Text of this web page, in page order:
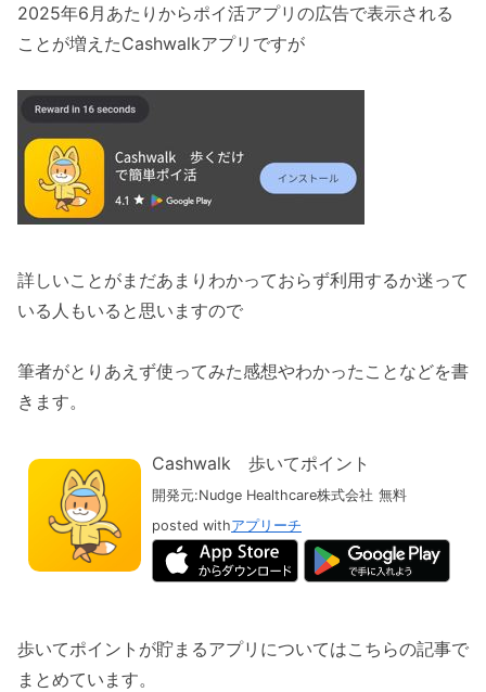
2025年6月あたりからポイ活アプリの広告で表示される
ことが増えたCashwalkアプリですが
詳しいことがまだあまりわかっておらず利用するか迷って
いる人もいると思いますので
筆者がとりあえず使ってみた感想やわかったことなどを書
きます。
Cashwalk 歩いてポイント
開発元:Nudge Healthcare株式会社 無料
posted withアプリーチ
歩いてポイントが貯まるアプリについてはこちらの記事で
まとめています。